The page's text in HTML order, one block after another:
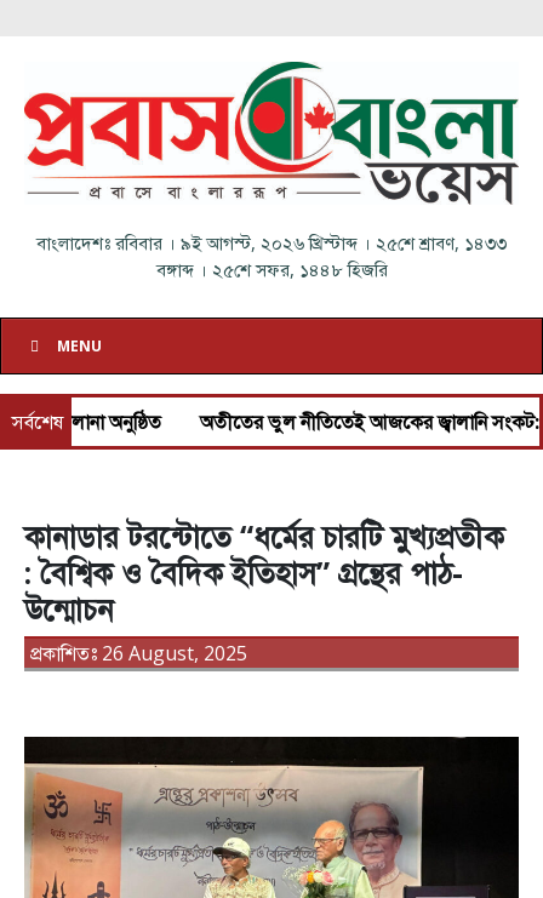
বাংলাদেশঃরবিবার । ৯ই আগস্ট, ২০২৬ খ্রিস্টাব্দ । ২৫শে শ্রাবণ, ১৪৩৩
বঙ্গাব্দ। ২৫শে সফর, ১৪৪৮ হিজরি
MENU
সর্বশেষ
অনুষ্ঠিত অতীতের ভুল নীতিতেই আজকের জ্বালানি সংকট: প্রধানমন্ত্রী
কানাডার টরন্টোতে “ধর্মের চারটি মুখ্যপ্রতীক
: বৈশ্বিক ও বৈদিক ইতিহাস” গ্রন্থের পাঠ-
উন্মোচন
প্রকাশিতঃ 26 August, 2025